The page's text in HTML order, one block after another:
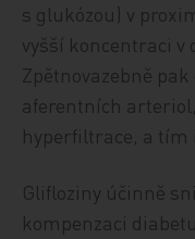
s glukózou) v
vyšší koncentraci v
Zpětnovazebně
aferentních
hyperfiltrace, a tím
Glifloziny účinně
kompenzaci